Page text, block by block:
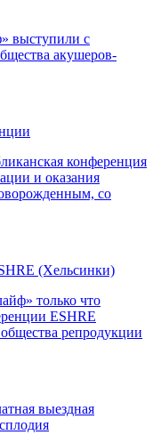
выступили с
акушеров-
конференция
и оказания
со
(Хельсинки)
только что
ESHRE
репродукции
выездная